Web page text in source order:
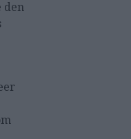
den